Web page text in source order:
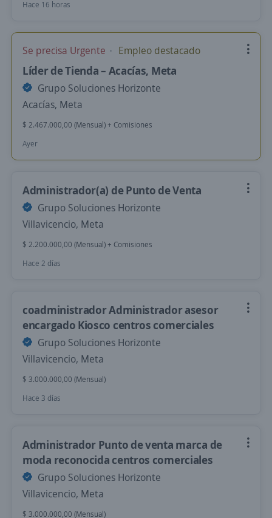
Hace 16 horas
Se precisa Urgente Empleo destacado
Líder de Tienda – Acacías, Meta
Grupo Soluciones Horizonte
Acacías, Meta
$ 2.467.000,00 (Mensual) + Comisiones
Ayer
Administrador(a) de Punto de Venta
Grupo Soluciones Horizonte
Villavicencio, Meta
$ 2.200.000,00 (Mensual) + Comisiones
Hace 2 días
coadministrador Administrador asesor
encargado Kiosco centros comerciales
Grupo Soluciones Horizonte
Villavicencio, Meta
$ 3.000.000,00 (Mensual)
Hace 3 días
Administrador Punto de venta marca de
moda reconocida centros comerciales
Grupo Soluciones Horizonte
Villavicencio, Meta
$ 3.000.000,00 (Mensual)